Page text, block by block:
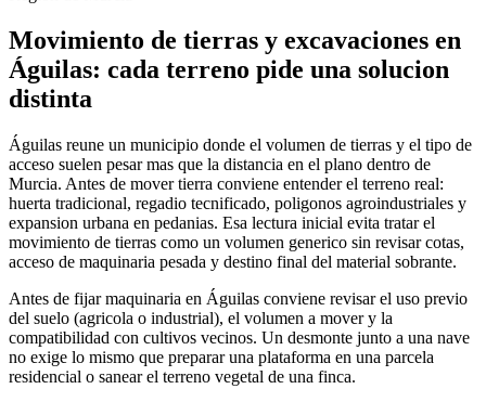
Movimiento de tierras y excavaciones en
Águilas: cada terreno pide una solucion
distinta
Águilas reune un municipio donde el volumen de tierras y el tipo de
acceso suelen pesar mas que la distancia en el plano dentro de
Murcia. Antes de mover tierra conviene entender el terreno real:
huerta tradicional, regadio tecnificado, poligonos agroindustriales y
expansion urbana en pedanias. Esa lectura inicial evita tratar el
movimiento de tierras como un volumen generico sin revisar cotas,
acceso de maquinaria pesada y destino final del material sobrante.
Antes de fijar maquinaria en Águilas conviene revisar el uso previo
del suelo (agricola o industrial), el volumen a mover y la
compatibilidad con cultivos vecinos. Un desmonte junto a una nave
no exige lo mismo que preparar una plataforma en una parcela
residencial o sanear el terreno vegetal de una finca.